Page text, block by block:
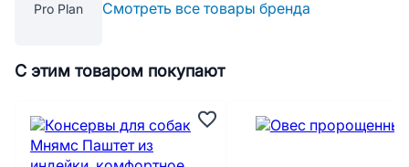
Pro Plan Смотреть все товары бренда
С этим товаром покупают